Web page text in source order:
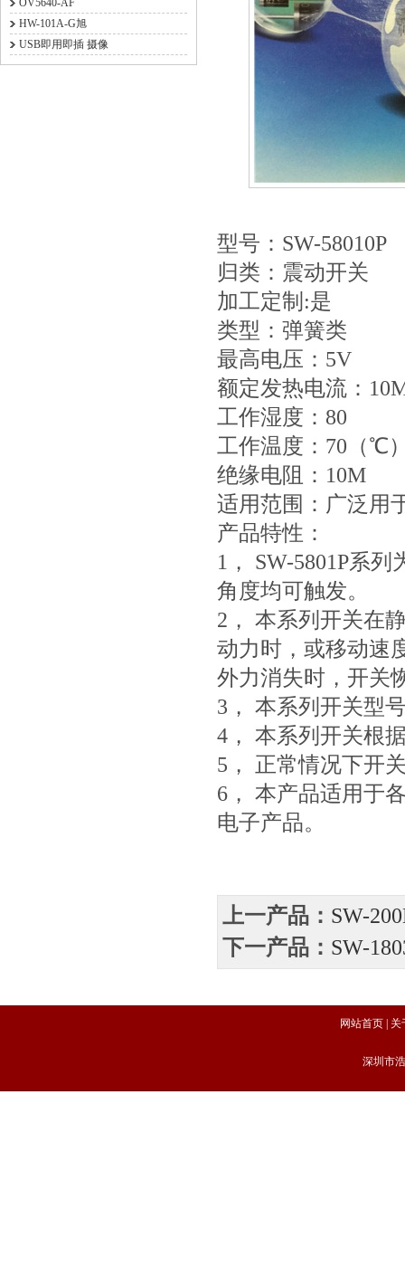
OV5640-AF
HW-101A-G旭
USB即用即插 摄像
型号：SW-58010P
归类：震动开关
加工定制:是
类型：弹簧类
最高电压：5V
额定发热电流：
工作湿度：80
工作温度：70（℃
绝缘电阻：10M
适用范围：广泛用
产品特性：
1， SW-5801P系
角度均可触发。
2， 本系列开关在
动力时，或移动速
外力消失时，开关
3， 本系列开关型
4， 本系列开关根
5， 正常情况下开
6， 本产品适用于
电子产品。
上一产品： SW-
下一产品： SW-
网站首页 关
深圳市